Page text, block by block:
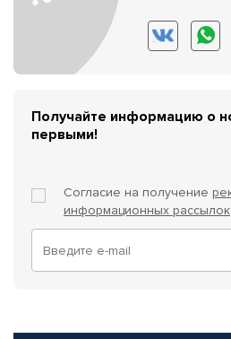
Получайте информацию о
первыми!
Согласие на получение
информационных рассылок